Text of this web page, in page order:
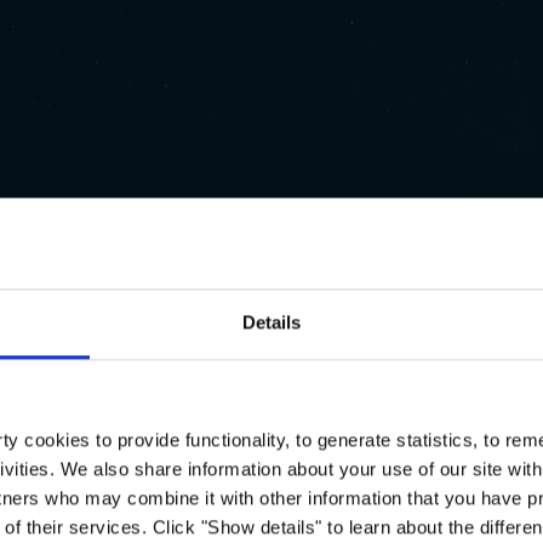
Details
cookies to provide functionality, to generate statistics, to
We also share information about your use of our site
who may combine it with other information that you have
their services. Click "Show details" to learn about the